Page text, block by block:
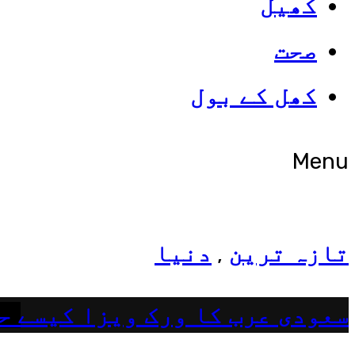
صحت
کھل کے بول
Menu
شوبز
ہانیہ عامر کی بہن ایشا
تازہ ترین , دنیا
سعودی عرب کا ورک ویزا کیسے